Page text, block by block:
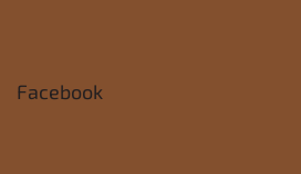
pFacebook